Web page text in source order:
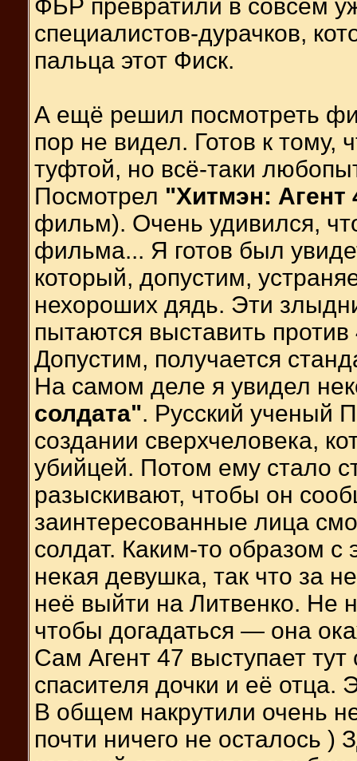
ФБР превратили в совсем
специалистов-дурачков,
пальца этот Фиск.
А ещё решил посмотреть
пор не видел. Готов к
туфтой, но всё-таки
Посмотрел "Хитмэн: Агент
фильм). Очень удивился,
фильма... Я готов был
который, допустим,
нехороших дядь. Эти
пытаются выставить
Допустим, получается
На самом деле я увидел
солдата". Русский ученый
создании сверхчеловека,
убийцей. Потом ему стало
разыскивают, чтобы он
заинтересованные лица
солдат. Каким-то образом
некая девушка, так что за
неё выйти на Литвенко. Не
чтобы догадаться — она
Сам Агент 47 выступает
спасителя дочки и её отца.
В общем накрутили очень
почти ничего не осталось